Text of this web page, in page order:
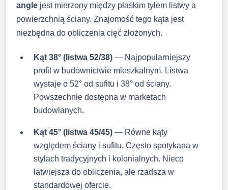
angle jest mierzony między płaskim tyłem listwy a
powierzchnią ściany. Znajomość tego kąta jest
niezbędna do obliczenia cięć złożonych.
Kąt 38° (listwa 52/38) — Najpopularniejszy
profil w budownictwie mieszkalnym. Listwa
wystaje o 52° od sufitu i 38° od ściany.
Powszechnie dostępna w marketach
budowlanych.
Kąt 45° (listwa 45/45) — Równe kąty
względem ściany i sufitu. Często spotykana w
stylach tradycyjnych i kolonialnych. Nieco
łatwiejsza do obliczenia, ale rzadsza w
standardowej ofercie.